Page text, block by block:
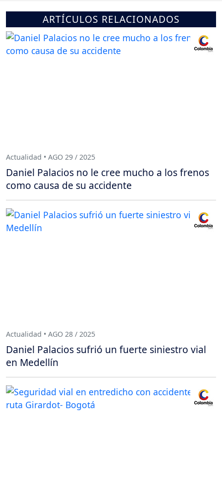
ARTÍCULOS RELACIONADOS
Actualidad • AGO 29 / 2025
Daniel Palacios no le cree mucho a los frenos
como causa de su accidente
Actualidad • AGO 28 / 2025
Daniel Palacios sufrió un fuerte siniestro vial
en Medellín